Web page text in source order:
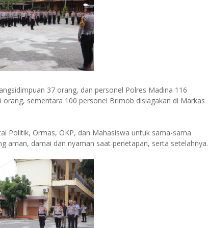
37 orang, dan personel Polres Madina 116
sementara 100 personel Brimob disiagakan di Markas
Politik, Ormas, OKP, dan Mahasiswa untuk sama-sama
aman, damai dan nyaman saat penetapan, serta setelahnya.